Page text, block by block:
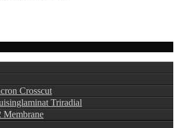
Crosscut
Triradial
Membrane